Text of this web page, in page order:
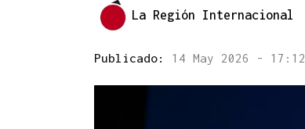
La Región Internacional
Publicado: 14 May 2026 - 17:12